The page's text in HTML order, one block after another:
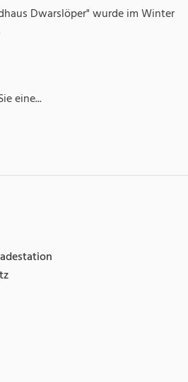
Dwarslöper" wurde im Winter
eine...